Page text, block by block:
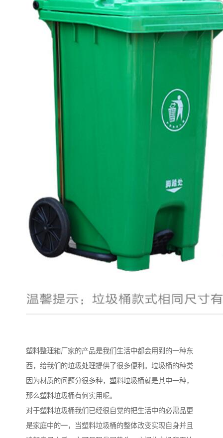
塑料整理箱厂家的产品是我们生活中都会用到的一种东
西，给我们的垃圾处理提供了很多便利。垃圾桶的种类
因为材质的问题分很多种，塑料垃圾桶就是其中一种，
那么塑料垃圾桶有何实用呢。
对于塑料垃圾桶我们已经很自觉的把生活中的必需品更
是家庭中的一，当塑料垃圾桶的整体改变实现自身并且